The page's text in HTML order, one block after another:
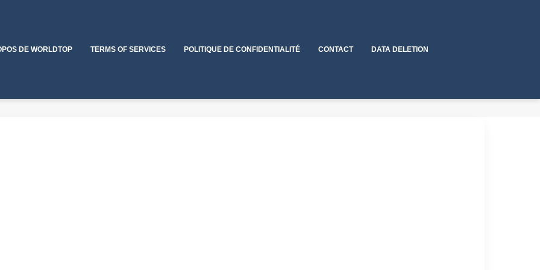
DE WORLDTOP TERMS OF SERVICES POLITIQUE DE CONFIDENTIALITÉ CONTACT DATA DELETION